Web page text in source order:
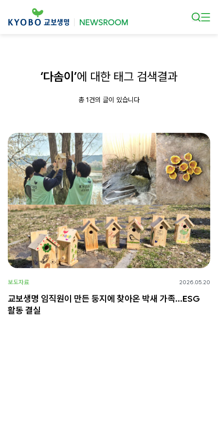
‘다솜이’에 대한 태그 검색결과
총 1건의 글이 있습니다
보도자료 2026.05.20
교보생명 임직원이 만든 둥지에 찾아온 박새 가족…ESG
활동 결실